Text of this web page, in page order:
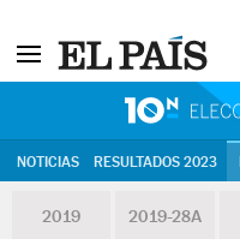
NOTICIAS RESULTADOS 2023
2019 2019-28A